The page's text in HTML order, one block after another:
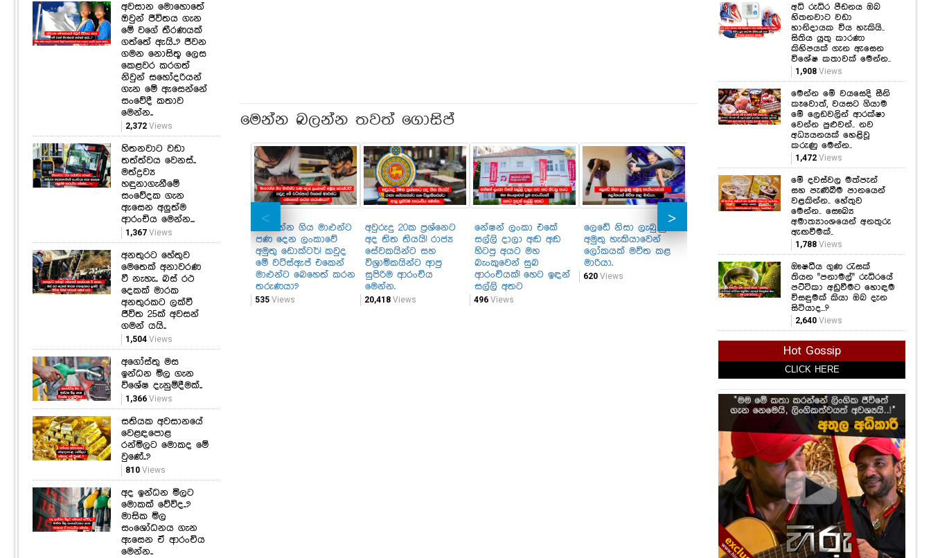
මෙන්න බලන්න තවත් ගොසිප්
මැරෙන්න ගිය මාළුන්ට
පණ දෙන ලංකාවේ
අමුතු ඩොක්ටර්! කවුද
මේ වට්ස්ඇප් එකෙන්
මාළුන්ට බෙහෙත් කරන
තරුණයා?
535 Views
අවුරුදු 20ක ප්‍රශ්නෙට
අද තිත තියයි! රාජ්‍ය
සේවකයින්ට සහ
විශ්‍රාමිකයින්ට ආපු
සුපිරිම ආරංචිය
මෙන්න.
20,418 Views
නේෂන් ලංකා එකේ
සල්ලි දාලා අඬ අඬ
හිටපු අයට මහ
බැංකුවෙන් සුබ
ආරංචියක්! හෙට ඉඳන්
සල්ලි අතට
496 Views
ලෙඩේ නිසා ලැබුණු
අමුතු හැකියාවෙන්
ලෝකයක් මවිත කළ
මාරියා.
620 Views
පෙම්වතාගේ ප්‍රාර්ථනය
හිතේම හිරකරගෙන
ගිය අවාසනාවන්ත
අඩියටම වැටුණත් හිත
හයිය මිනිස්සු
හොදම උදාහරණයක්
මේක.. දිට්වා
කුණාටුවෙන් ගේම
නැතිවුණු නිමේෂ්,
සුන්බුන් ගොඩ උඩ
ඉඳන් ගත්ත ඒ
සෙල්ෆිය සහ අද
ගත්ත සෙල්ෆිය
Views
අධි රුධිර පීඩනය ඔබ
හිතනවාට වඩා
හානිදායක විය හැකියි..
සිතිය යුතු කාරණා
කිහිපයක් ගැන ඇසෙන
විශේෂ කතාවක් මෙන්න..
1,908 Views
මෙන්න මේ වයසෙදි සීනි
කෑවොත්, වයසට ගියාම
මේ ලෙඩවලින් ආරක්ෂා
වෙන්න පුළුවන්.. නව
අධ්‍යයනයක් හෙළිවූ
කරුණු මෙන්න..
1,472 Views
මේ දවස්වල මත්පැන්
සහ පැණිබීම පානයෙන්
වළකින්න.. හේතුව
මෙන්න.. සෞඛ්‍ය
අමාත්‍යාංශයෙන් අනතුරු
ඇඟවීමක්..
1,788 Views
ඖෂධීය ගුණ රැසක්
තියන "පනාමල්" රුධිරයේ
පට්ටිකා අඩුවීමට හොඳම
විසඳුමක් කියා ඔබ දැන
සිටියාද...?
2,640 Views
Hot Gossip
CLICK HERE
CLICK HERE
අවසාන මොහොතේ
ඔවුන් ජීවිතය ගැන
මේ වගේ තීරණයක්
ගත්තේ ඇයි..? ජීවන
ගමන නොසිතූ ලෙස
කෙළවර කරගත්
නිවුන් සහෝදරියන්
ගැන මේ ඇසෙන්නේ
සංවේදී කතාව
මෙන්න..
2,372Views
හිතනවාට වඩා
තත්ත්වය වෙනස්..
මත්ද්‍රව්‍ය
හඳුනාගැනීමේ
සංවේදක ගැන
ඇසෙන අලුත්ම
ආරංචිය මෙන්න...
1,367Views
අනතුරට හේතුව
මෙතෙක් අනාවරණ
වී නැහැ.. බස් රථ
දෙකක් මාරක
අනතුරකට ලක්වී
ජීවිත 25ක් අවසන්
ගමන් යයි..
1,504Views
අගෝස්තු මස
ඉන්ධන මිල ගැන
විශේෂ දැනුම්දීමක්..
1,366Views
සතියක අවසානයේ
වෙළඳපොළ
රන්මිලට මොකද මේ
වුණේ..?
810Views
අද ඉන්ධන මිලට
මොකක් වේවිද..?
මාසික මිල
සංශෝධනය ගැන
ඇසෙන ඒ ආරංචිය
මෙන්න..